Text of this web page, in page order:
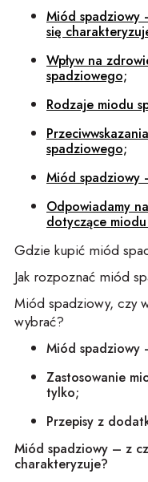
Miód spadziowy
się
Wpływ na
spadziowego;
Rodzaje miodu
spadziowego;
Miód spadziowy
Odpowiadamy
dotyczące
Gdzie kupić miód
Jak rozpoznać miód
Miód spadziowy, czy
wybrać?
Miód spadziowy
Zastosowanie
tylko;
Przepisy z
Miód spadziowy – z
charakteryzuje?